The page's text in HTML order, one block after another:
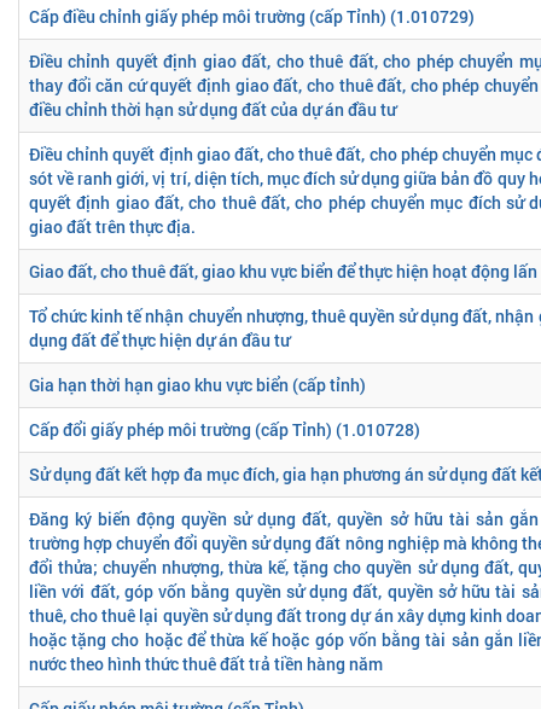
Cấp điều chỉnh giấy phép môi trường (cấp Tỉnh) (1.010729)
Điều chỉnh quyết định giao đất, cho thuê đất, cho phép chuyển
thay đổi căn cứ quyết định giao đất, cho thuê đất, cho phép
điều chỉnh thời hạn sử dụng đất của dự án đầu tư
Điều chỉnh quyết định giao đất, cho thuê đất, cho phép chuyển mục
sót về ranh giới, vị trí, diện tích, mục đích sử dụng giữa bản đồ quy
quyết định giao đất, cho thuê đất, cho phép chuyển mục đích sử
giao đất trên thực địa.
Giao đất, cho thuê đất, giao khu vực biển để thực hiện hoạt động
Tổ chức kinh tế nhận chuyển nhượng, thuê quyền sử dụng đất,
dụng đất để thực hiện dự án đầu tư
Gia hạn thời hạn giao khu vực biển (cấp tỉnh)
Cấp đổi giấy phép môi trường (cấp Tỉnh) (1.010728)
Sử dụng đất kết hợp đa mục đích, gia hạn phương án sử dụng đất
Đăng ký biến động quyền sử dụng đất, quyền sở hữu tài sản
trường hợp chuyển đổi quyền sử dụng đất nông nghiệp mà không
đổi thửa; chuyển nhượng, thừa kế, tặng cho quyền sử dụng đất,
liền với đất, góp vốn bằng quyền sử dụng đất, quyền sở hữu tài
thuê, cho thuê lại quyền sử dụng đất trong dự án xây dựng kinh
hoặc tặng cho hoặc để thừa kế hoặc góp vốn bằng tài sản gắn
nước theo hình thức thuê đất trả tiền hàng năm